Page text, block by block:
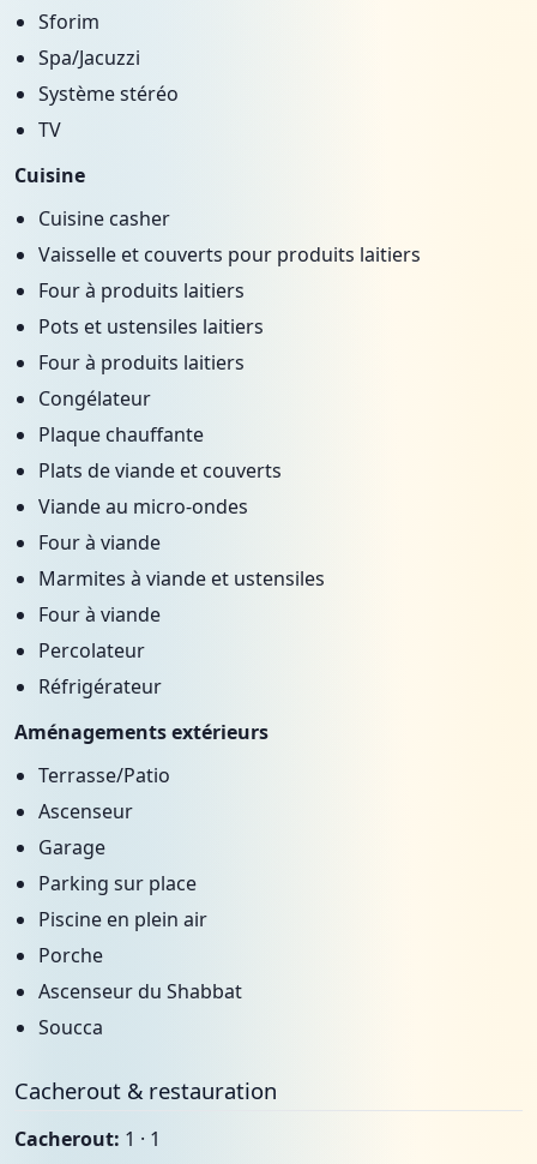
Sforim
Spa/Jacuzzi
Système stéréo
TV
Cuisine
Cuisine casher
Vaisselle et couverts pour produits laitiers
Four à produits laitiers
Pots et ustensiles laitiers
Four à produits laitiers
Congélateur
Plaque chauffante
Plats de viande et couverts
Viande au micro-ondes
Four à viande
Marmites à viande et ustensiles
Four à viande
Percolateur
Réfrigérateur
Aménagements extérieurs
Terrasse/Patio
Ascenseur
Garage
Parking sur place
Piscine en plein air
Porche
Ascenseur du Shabbat
Soucca
Cacherout & restauration
Cacherout: 1 · 1